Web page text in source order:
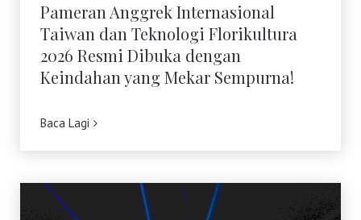
Pameran Anggrek Internasional
Taiwan dan Teknologi Florikultura
2026 Resmi Dibuka dengan
Keindahan yang Mekar Sempurna!
Baca Lagi